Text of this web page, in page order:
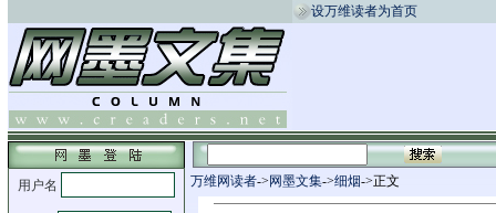
设万维读者为首页
万维网读者-> 网墨文集->细烟->正文